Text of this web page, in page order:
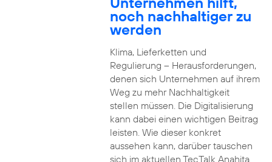
noch nachhaltiger zu
werden
Klima, Lieferketten und
Regulierung – Herausforderungen,
denen sich Unternehmen auf ihrem
Weg zu mehr Nachhaltigkeit
stellen müssen. Die Digitalisierung
kann dabei einen wichtigen Beitrag
leisten. Wie dieser konkret
aussehen kann, darüber tauschen
sich im aktuellen TecTalk Anahita